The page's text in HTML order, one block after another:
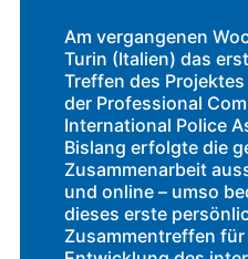
Am vergangenen
Turin (Italien) das
Treffen des
der Professional
International Police
Bislang erfolgte die
Zusammenarbeit
und online – umso
dieses erste
Zusammentreffen